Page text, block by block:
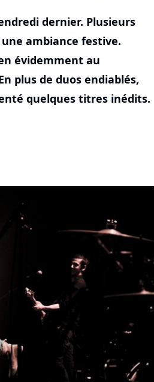
dernier. Plusieurs
ambiance festive.
évidemment au
plus de duos endiablés,
quelques titres inédits.